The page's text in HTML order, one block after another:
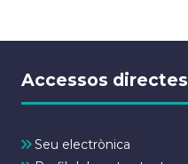
Accessos directes
Seu electrònica